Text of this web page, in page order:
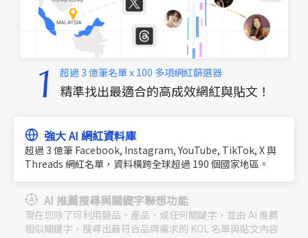
超過 3 億筆名單 x 100 多項網紅篩選器
精準找出最適合的高成效網紅與貼文！
強大 AI 網紅資料庫
超過 3 億筆 Facebook, Instagram, YouTube, TikTok, X 與
Threads 網紅名單，資料橫跨全球超過 190 個國家地區。
AI 推薦搜尋與關鍵字聯想功能
現在您除了可利用競品、產品、或任何關鍵字，並由 AI 推薦
相似關鍵字，搜尋出最符合品牌需求的 KOL 名單與貼文內容